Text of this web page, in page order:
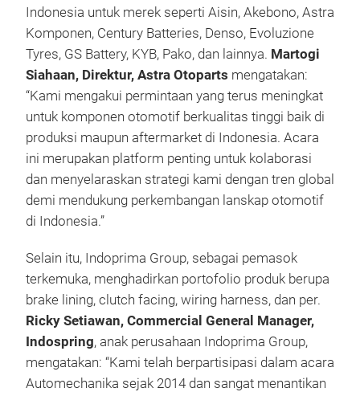
Indonesia untuk merek seperti Aisin, Akebono, Astra
Komponen, Century Batteries, Denso, Evoluzione
Tyres, GS Battery, KYB, Pako, dan lainnya. Martogi
Siahaan, Direktur, Astra Otoparts mengatakan:
“Kami mengakui permintaan yang terus meningkat
untuk komponen otomotif berkualitas tinggi baik di
produksi maupun aftermarket di Indonesia. Acara
ini merupakan platform penting untuk kolaborasi
dan menyelaraskan strategi kami dengan tren global
demi mendukung perkembangan lanskap otomotif
di Indonesia.”
Selain itu, Indoprima Group, sebagai pemasok
terkemuka, menghadirkan portofolio produk berupa
brake lining, clutch facing, wiring harness, dan per.
Ricky Setiawan, Commercial General Manager,
Indospring, anak perusahaan Indoprima Group,
mengatakan: “Kami telah berpartisipasi dalam acara
Automechanika sejak 2014 dan sangat menantikan